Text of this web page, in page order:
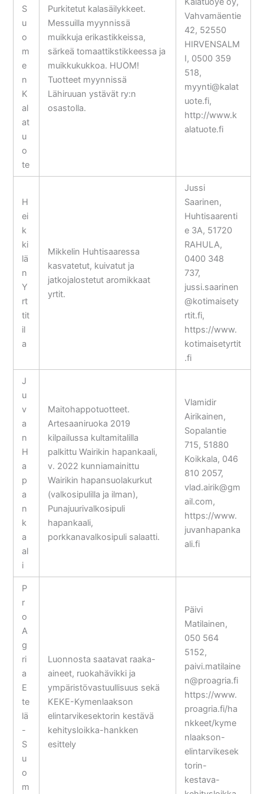
S
u
o
m
e
n
K
al
at
u
o
te
Purkitetut kalasäilykkeet.
Messuilla myynnissä
muikkuja erikastikkeissa,
särkeä tomaattikstikkeessa ja
muikkukukkoa. HUOM!
Tuotteet myynnissä
Lähiruuan ystävät ry:n
osastolla.
Vahvamäentie
42, 52550
HIRVENSALM
I, 0500 359
518,
myynti@kalat
uote.fi,
http://www.k
alatuote.fi
H
ei
k
ki
lä
n
Y
rt
tit
il
a
Mikkelin Huhtisaaressa
kasvatetut, kuivatut ja
jatkojalostetut aromikkaat
yrtit.
Jussi
Saarinen,
Huhtisaarenti
e 3A, 51720
RAHULA,
0400 348
737,
jussi.saarinen
@kotimaisety
rtit.fi,
https://www.
kotimaisetyrtit
.fi
J
u
v
a
n
H
a
p
a
n
k
a
al
i
Maitohappotuotteet.
Artesaaniruoka 2019
kilpailussa kultamitalilla
palkittu Wairikin hapankaali,
v. 2022 kunniamainittu
Wairikin hapansuolakurkut
(valkosipulilla ja ilman),
Punajuurivalkosipuli
hapankaali,
porkkanavalkosipuli salaatti.
Vlamidir
Airikainen,
Sopalantie
715, 51880
Koikkala, 046
810 2057,
vlad.airik@gm
ail.com,
https://www.
juvanhapanka
ali.fi
P
r
o
A
g
ri
a
E
te
lä
-
S
u
o
m
Luonnosta saatavat raaka-
aineet, ruokahävikki ja
ympäristövastuullisuus sekä
KEKE-Kymenlaakson
elintarvikesektorin kestävä
kehitysloikka-hankken
esittely
Päivi
Matilainen,
050 564
5152,
paivi.matilaine
n@proagria.fi
https://www.
proagria.fi/ha
nkkeet/kyme
nlaakson-
elintarvikesek
torin-
kestava-